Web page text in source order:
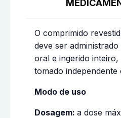
O comprimido
deve ser
oral e ingerido
tomado independente
Modo de uso
Dosagem: a dose